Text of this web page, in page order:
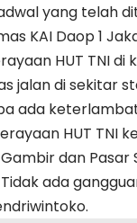
yang telah
KAI Daop 1
HUT TNI
jalan di sekitar
ada
HUT TNI
dan
ada